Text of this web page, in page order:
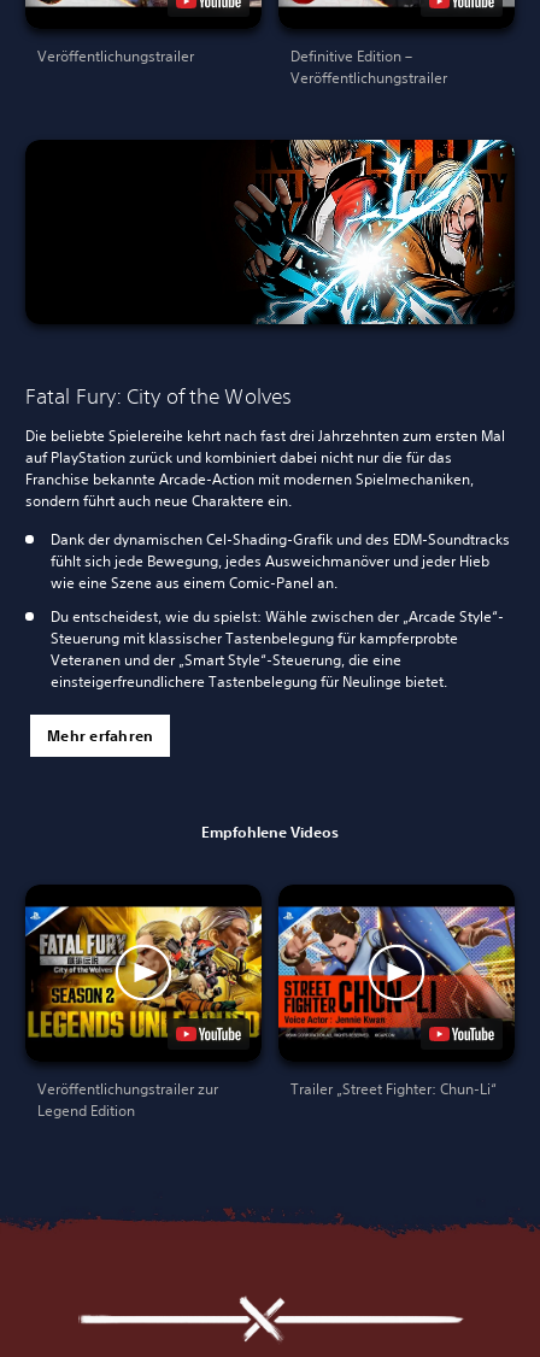
Veröffentlichungstrailer
Definitive Edition –
Veröffentlichungstrailer
Fatal Fury: City of the Wolves
Die beliebte Spielereihe kehrt nach fast drei Jahrzehnten zum ersten Mal
auf PlayStation zurück und kombiniert dabei nicht nur die für das
Franchise bekannte Arcade-Action mit modernen Spielmechaniken,
sondern führt auch neue Charaktere ein.
Dank der dynamischen Cel-Shading-Grafik und des EDM-Soundtracks
fühlt sich jede Bewegung, jedes Ausweichmanöver und jeder Hieb
wie eine Szene aus einem Comic-Panel an.
Du entscheidest, wie du spielst: Wähle zwischen der „Arcade Style“-
Steuerung mit klassischer Tastenbelegung für kampferprobte
Veteranen und der „Smart Style“-Steuerung, die eine
einsteigerfreundlichere Tastenbelegung für Neulinge bietet.
Mehr erfahren
Empfohlene Videos
Veröffentlichungstrailer zur
Legend Edition
Trailer „Street Fighter: Chun-Li“